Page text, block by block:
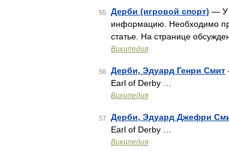
55 Дерби (игровой спорт) — У
информацию. Необходимо
статье. На странице
Википедия
56 Дерби, Эдуард Генри Смит
Earl of Derby …
Википедия
57 Дерби, Эдуард Джефри
Earl of Derby …
Википедия